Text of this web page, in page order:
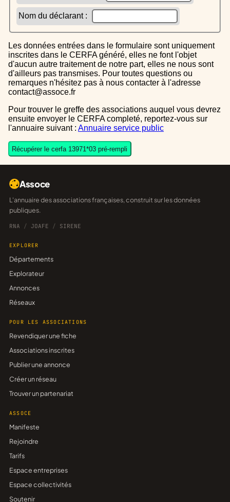
Nom du déclarant :
Les données entrées dans le formulaire sont uniquement
inscrites dans le CERFA généré, elles ne font l'objet
d'aucun autre traitement de notre part, elles ne nous sont
d'ailleurs pas transmises. Pour toutes questions ou
remarques n'hésitez pas à nous contacter à l'adresse
contact@assoce.fr
Pour trouver le greffe des associations auquel vous devrez
ensuite envoyer le CERFA completé, reportez-vous sur
l'annuaire suivant : Annuaire service public
Récupérer le cerfa 13971*03 pré-rempli
Assoce
L'annuaire des associations françaises, construit sur les données
publiques.
RNA / JOAFE / SIRENE
EXPLORER
Départements
Explorateur
Annonces
Réseaux
POUR LES ASSOCIATIONS
Revendiquer une fiche
Associations inscrites
Publier une annonce
Créer un réseau
Trouver un partenariat
ASSOCE
Manifeste
Rejoindre
Tarifs
Espace entreprises
Espace collectivités
Soutenir